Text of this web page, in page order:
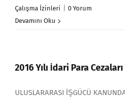
Çalışma İzinleri
0 Yorum
Devamını Oku
2016 Yılı İdari Para Cezaları
ULUSLARARASI İŞGÜCÜ